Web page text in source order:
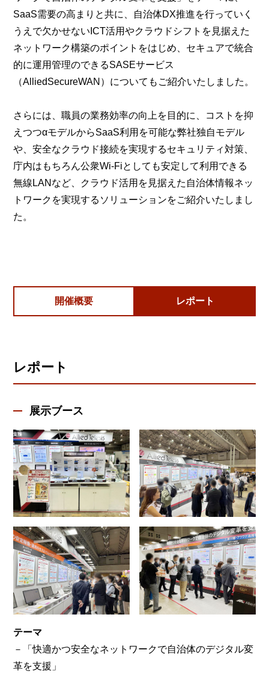
SaaS需要の高まりと共に、自治体DX推進を行っていく
うえで欠かせないICT活用やクラウドシフトを見据えた
ネットワーク構築のポイントをはじめ、セキュアで統合
的に運用管理のできるSASEサービス
（AlliedSecureWAN）についてもご紹介いたしました。
さらには、職員の業務効率の向上を目的に、コストを抑
えつつαモデルからSaaS利用を可能な弊社独自モデル
や、安全なクラウド接続を実現するセキュリティ対策、
庁内はもちろん公衆Wi-Fiとしても安定して利用できる
無線LANなど、クラウド活用を見据えた自治体情報ネッ
トワークを実現するソリューションをご紹介いたしまし
た。
開催概要 レポート
レポート
展示ブース
テーマ
－「快適かつ安全なネットワークで自治体のデジタル変
革を支援」